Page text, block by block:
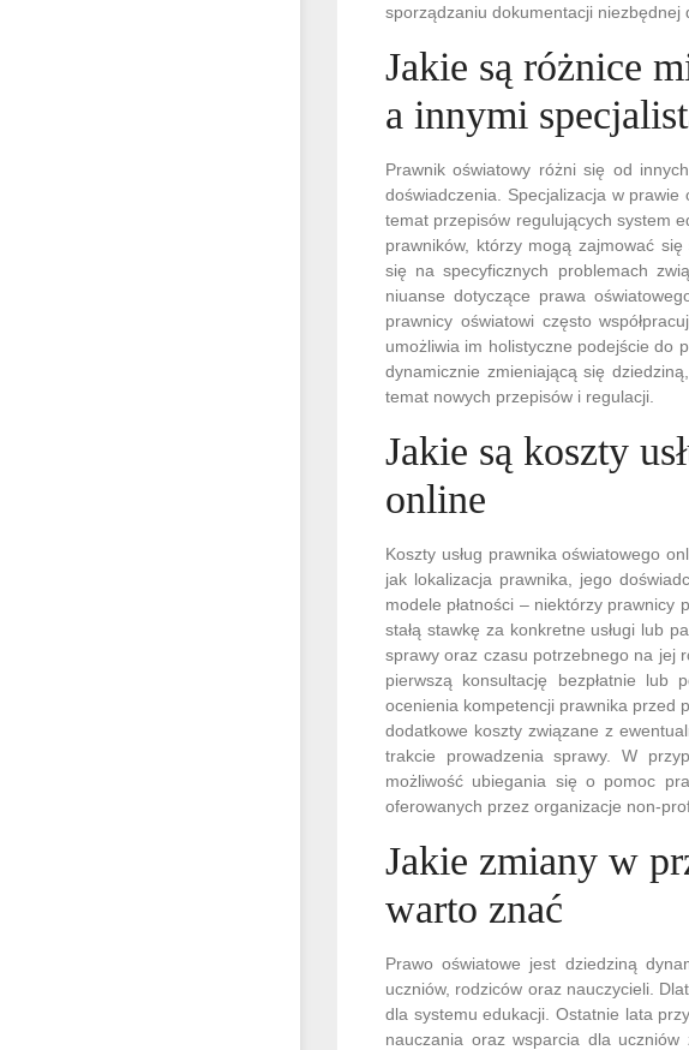
sporządzaniu dokumentacji niezbędnej
Jakie są różnice
a innymi
Prawnik oświatowy różni się od
doświadczenia. Specjalizacja w
temat przepisów regulujących system
prawników, którzy mogą zajmować
się na specyficznych problemach
niuanse dotyczące prawa
prawnicy oświatowi często
umożliwia im holistyczne podejście do
dynamicznie zmieniającą się
temat nowych przepisów i regulacji.
Jakie są koszty
online
Koszty usług prawnika oświatowego
jak lokalizacja prawnika, jego
modele płatności – niektórzy prawnicy
stałą stawkę za konkretne usługi lub
sprawy oraz czasu potrzebnego na jej
pierwszą konsultację bezpłatnie
ocenienia kompetencji prawnika przed
dodatkowe koszty związane z
trakcie prowadzenia sprawy. W
możliwość ubiegania się o pomoc
oferowanych przez organizacje non-
Jakie zmiany w
warto znać
Prawo oświatowe jest dziedziną
uczniów, rodziców oraz nauczycieli.
dla systemu edukacji. Ostatnie lata
nauczania oraz wsparcia dla